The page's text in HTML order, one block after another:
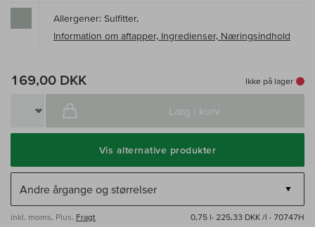
Allergener: Sulfitter,
Information om aftapper, Ingredienser, Næringsindhold
169,00 DKK Ikke på lager
Læg i kurv
Vis alternative produkter
inkl. moms, Plus. Fragt 0,75 l· 225,33 DKK /l · 70747H